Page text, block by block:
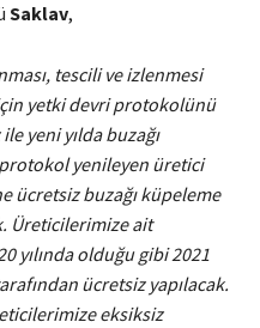
Saklav,
tescili ve izlenmesi
yetki devri protokolünü
yeni yılda buzağı
yenileyen üretici
ücretsiz buzağı küpeleme
Üreticilerimize ait
yılında olduğu gibi 2021
ücretsiz yapılacak.
eksiksiz